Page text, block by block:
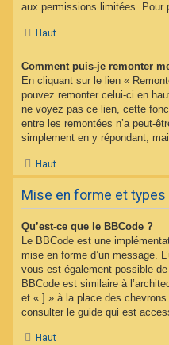
aux permissions limitées. Pour
Haut
Comment puis-je remonter
En cliquant sur le lien «
pouvez remonter celui-ci en
ne voyez pas ce lien, cette
entre les remontées n’a peut-
simplement en y répondant,
Haut
Mise en forme et
Qu’est-ce que le BBCode ?
Le BBCode est une
mise en forme d’un message.
vous est également possible
BBCode est similaire à
et « ] » à la place des
consulter le guide qui est
Haut